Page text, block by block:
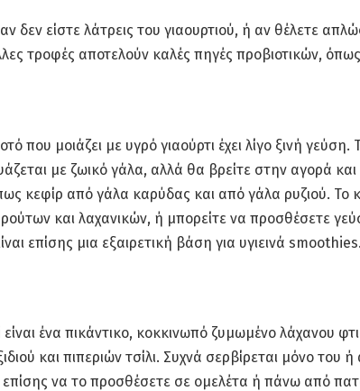
αν δεν είστε λάτρεις του γιαουρτιού, ή αν θέλετε
τροφές αποτελούν καλές πηγές προβιοτικών,
που μοιάζει με υγρό γιαούρτι έχει λίγο ξινή
με ζωικό γάλα, αλλά θα βρείτε στην αγορά και
κεφίρ από γάλα καρύδας και από γάλα ρυζιού. Το
και λαχανικών, ή μπορείτε να προσθέσετε
επίσης μια εξαιρετική βάση για υγιεινά smoothies.
ένα πικάντικο, κοκκινωπό ζυμωμένο λάχανου
και πιπεριών τσίλι. Συχνά σερβίρεται μόνο του
επίσης να το προσθέσετε σε ομελέτα ή πάνω από